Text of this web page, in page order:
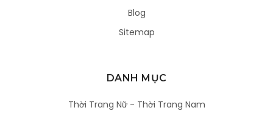
Blog
Sitemap
DANH MỤC
Thời Trang Nữ - Thời Trang Nam